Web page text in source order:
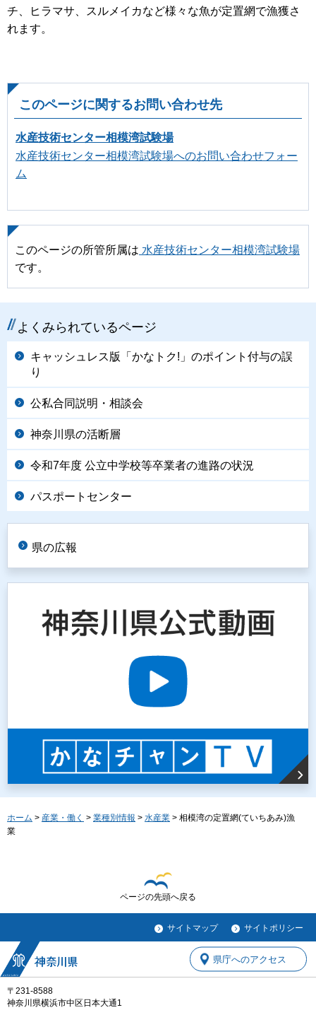
チ、ヒラマサ、スルメイカなど様々な魚が定置網で漁獲さ
れます。
このページに関するお問い合わせ先
水産技術センター相模湾試験場
水産技術センター相模湾試験場へのお問い合わせフォー
ム
このページの所管所属は 水産技術センター相模湾試験場
です。
よくみられているページ
キャッシュレス版「かなトク!」のポイント付与の誤
り
公私合同説明・相談会
神奈川県の活断層
令和7年度 公立中学校等卒業者の進路の状況
パスポートセンター
県の広報
ホーム > 産業・働く > 業種別情報 > 水産業 > 相模湾の定置網(ていちあみ)漁
業
ページの先頭へ戻る
サイトマップ サイトポリシー
〒231-8588
神奈川県横浜市中区日本大通1
県庁へのアクセス